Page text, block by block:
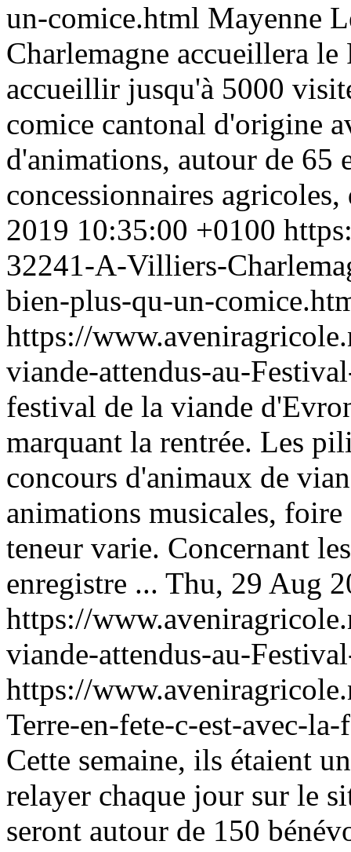
un-comice.html Mayenne
Charlemagne accueillera
accueillir jusqu'à 5000
comice cantonal d'origine
d'animations, autour de 65
concessionnaires
2019 10:35:00 +0100
32241-A-Villiers-
bien-plus-qu-un-
https://
viande-attendus-au-
festival de la viande
marquant la rentrée. Les
concours d'animaux de
animations musicales,
teneur varie. Concernant
enregistre ... Thu, 29 Aug
https://
viande-attendus-au-
https://
Terre-en-fete-c-est-avec-
Cette semaine, ils étaient
relayer chaque jour sur le
seront autour de 150